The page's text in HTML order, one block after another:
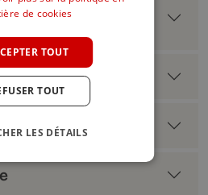
en matière de
et flexibilité
FRENCH
POLISH
de cookies
TOUT
TOUT
LES DÉTAILS